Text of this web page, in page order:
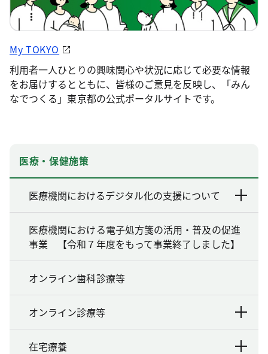
My TOKYO
利用者一人ひとりの興味関心や状況に応じて必要な情報
をお届けするとともに、皆様のご意見を反映し、「みん
なでつくる」東京都の公式ポータルサイトです。
医療・保健施策
医療機関におけるデジタル化の支援について
医療機関における電子処方箋の活用・普及の促進
事業 【令和７年度をもって事業終了しました】
オンライン歯科診療等
オンライン診療等
在宅療養